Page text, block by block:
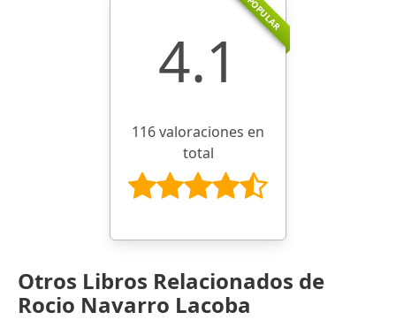
POPULAR
4.1
116 valoraciones en
total
Otros Libros Relacionados de
Rocio Navarro Lacoba